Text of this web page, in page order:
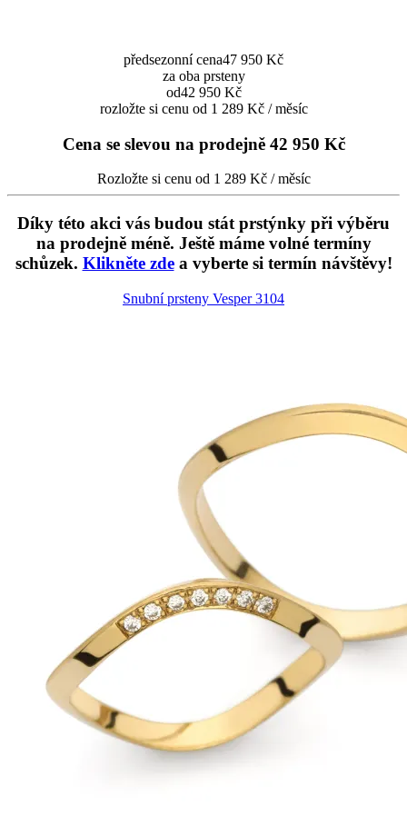
předsezonní cena47 950 Kč
za oba prsteny
od42 950 Kč
rozložte si cenu od 1 289 Kč / měsíc
Cena se slevou na prodejně 42 950 Kč
Rozložte si cenu od 1 289 Kč / měsíc
Díky této akci vás budou stát prstýnky při výběru
na prodejně méně. Ještě máme volné termíny
schůzek. Klikněte zdea vyberte si termín návštěvy!
Snubní prsteny Vesper3104